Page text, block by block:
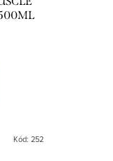
Kód: 252